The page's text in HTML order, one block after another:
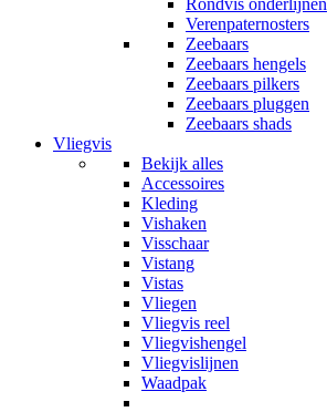
Rondvis onderlijnen
Verenpaternosters
Zeebaars
Zeebaars hengels
Zeebaars pilkers
Zeebaars pluggen
Zeebaars shads
Vliegvis
Bekijk alles
Accessoires
Kleding
Vishaken
Visschaar
Vistang
Vistas
Vliegen
Vliegvis reel
Vliegvishengel
Vliegvislijnen
Waadpak